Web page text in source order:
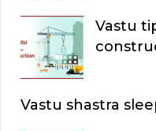
Vastu
Vastu shastra